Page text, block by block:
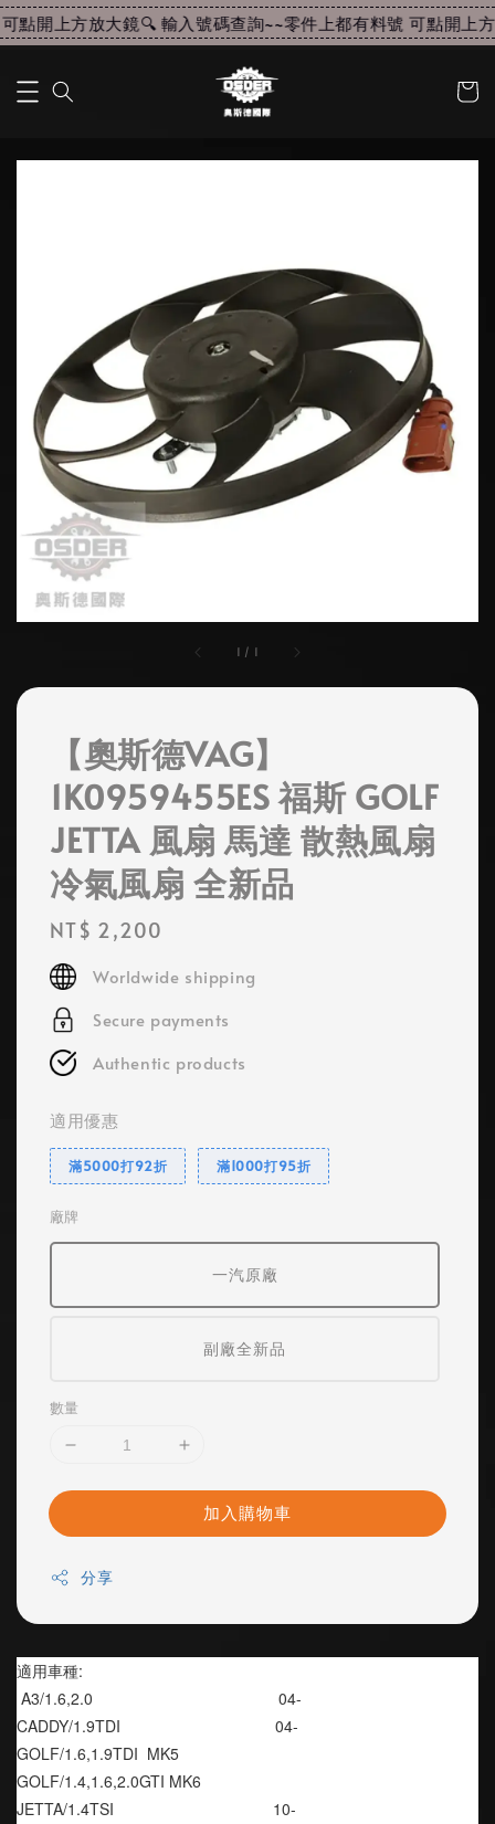
點開上方放大鏡🔍 輸入號碼查詢~~零件上都有料號 可點開上
1 / 1
【奧斯德VAG】
1K0959455ES 福斯 GOLF
JETTA 風扇 馬達 散熱風扇
冷氣風扇 全新品
Regular
price
NT$ 2,200
Worldwide shipping
Secure payments
Authentic products
適用優惠
滿5000打92折 滿1000打95折
廠牌
一汽原廠
副廠全新品
數量
加入購物車
分享
適用車種:
A3/1.6,2.0                                          04-
CADDY/1.9TDI                                   04-
GOLF/1.6,1.9TDI  MK5
GOLF/1.4,1.6,2.0GTI MK6
JETTA/1.4TSI                                    10-